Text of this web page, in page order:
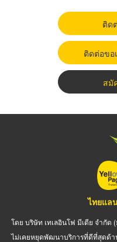
ติด
ติดต่อขอ
สมั
ไทยแล
โดย บริษัท เทเลอินโฟ มีเดีย จำกัด
ไม่เคยหยุดพัฒนาบริการที่ดีที่สุดด้า